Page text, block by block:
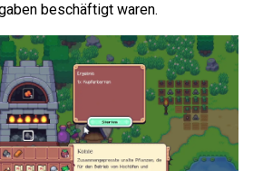
beschäftigt waren.